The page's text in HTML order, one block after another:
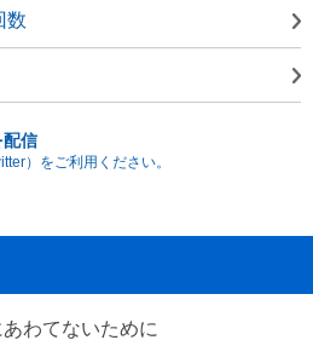
数
配信
）をご利用ください。
わてないために